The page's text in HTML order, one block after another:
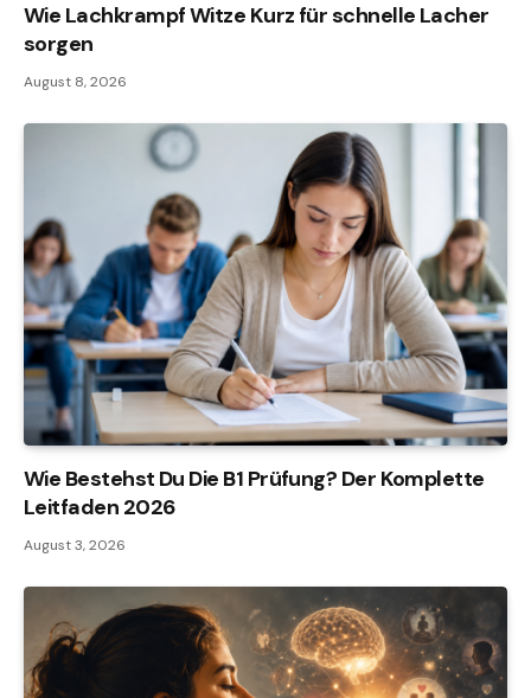
Wie Lachkrampf Witze Kurz für schnelle Lacher
sorgen
August 8, 2026
Wie Bestehst Du Die B1 Prüfung? Der Komplette
Leitfaden 2026
August 3, 2026